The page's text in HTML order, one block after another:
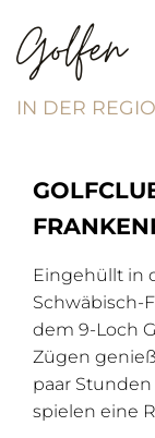
Golfen
IN DER
Eingehüllt in
Schwäbisch-
dem 9-Loch
Zügen
paar
spielen eine